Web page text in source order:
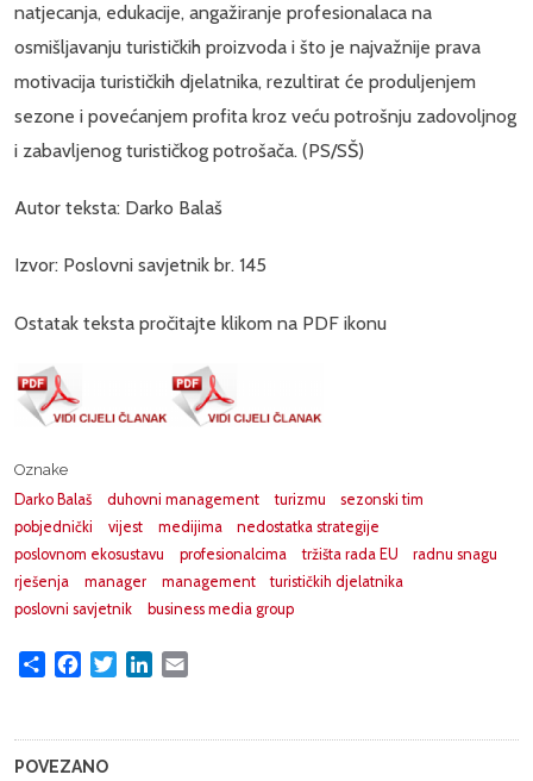
natjecanja, edukacije, angažiranje profesionalaca na
osmišljavanju turističkih proizvoda i što je najvažnije prava
motivacija turističkih djelatnika, rezultirat će produljenjem
sezone i povećanjem profita kroz veću potrošnju zadovoljnog
i zabavljenog turističkog potrošača. (PS/SŠ)
Autor teksta: Darko Balaš
Izvor: Poslovni savjetnik br. 145
Ostatak teksta pročitajte klikom na PDF ikonu
Oznake
Darko Balaš
duhovni management turizmu
sezonski tim
pobjednički
vijest medijima
nedostatka strategije
poslovnom ekosustavu
profesionalcima tržišta rada EU
radnu snagu
rješenja
manager management
turističkih djelatnika
poslovni savjetnik
business media group
Share FacebookTwitterLinkedIn
POVEZANO